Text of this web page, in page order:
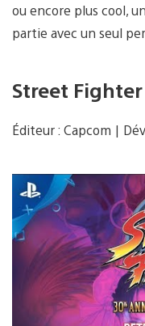
ou encore plus cool,
partie avec un seul
Street
Éditeur : Capcom |